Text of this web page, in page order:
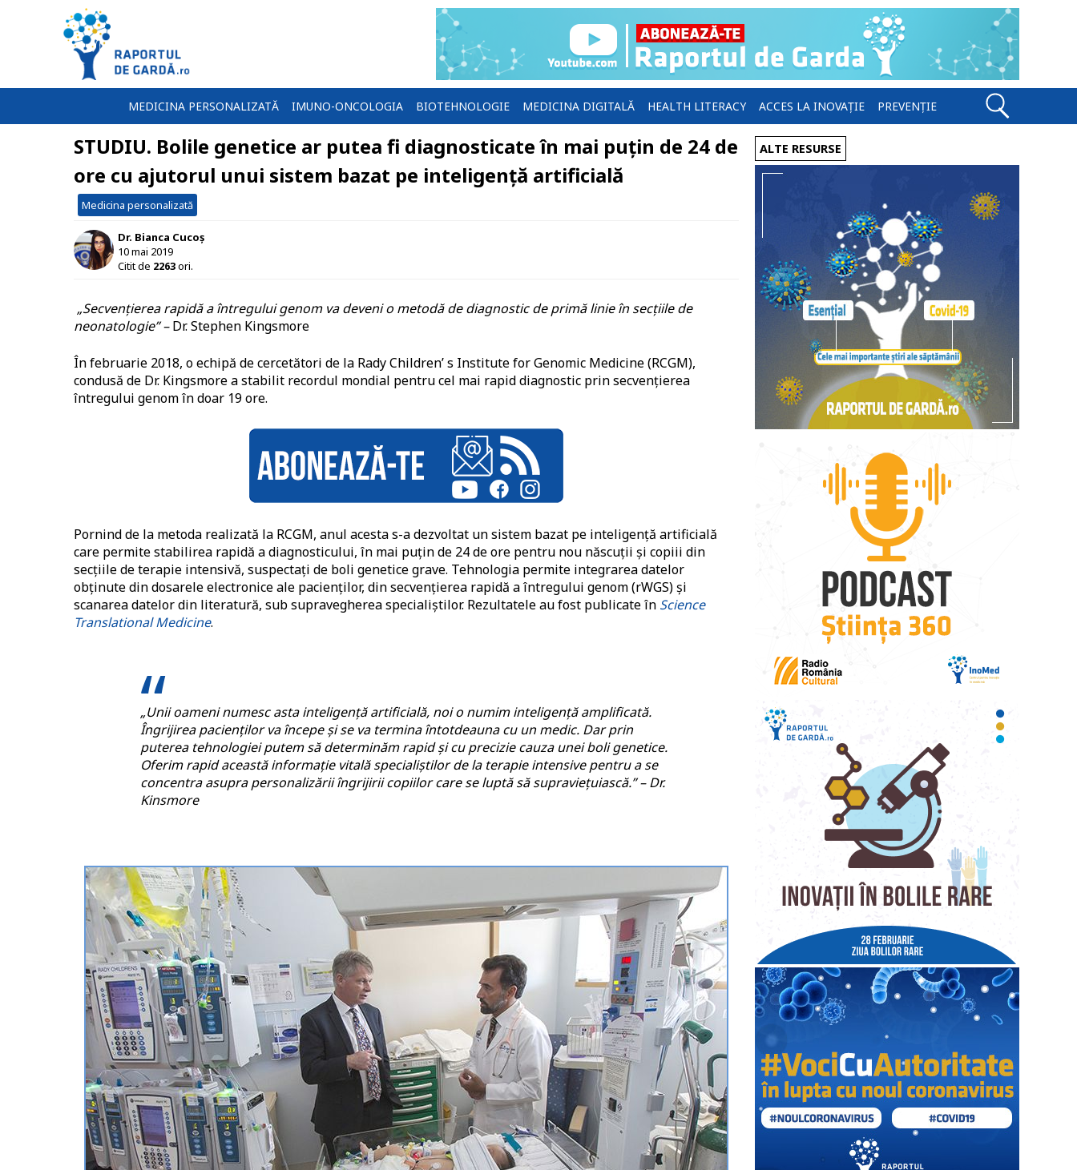
MEDICINA PERSONALIZATĂ IMUNO-ONCOLOGIA BIOTEHNOLOGIE MEDICINA DIGITALĂ HEALTH LITERACY ACCES LA INOVAȚIE PREVENȚIE
STUDIU. Bolile genetice ar putea fi diagnosticate în mai puțin de 24 de
ore cu ajutorul unui sistem bazat pe inteligență artificială
Medicina personalizată
Dr. Bianca Cucoș
10 mai 2019
Citit de 2263ori.
„Secvențierea rapidă a întregului genom va deveni o metodă de diagnostic de primă linie în secțiile de
neonatologie” –Dr. Stephen Kingsmore
În februarie 2018, o echipă de cercetători de la Rady Children’ s Institute for Genomic Medicine (RCGM),
condusă de Dr. Kingsmore a stabilit recordul mondial pentru cel mai rapid diagnostic prin secvențierea
întregului genom în doar 19 ore.
Pornind de la metoda realizată la RCGM, anul acesta s-a dezvoltat un sistem bazat pe inteligență artificială
care permite stabilirea rapidă a diagnosticului, în mai puțin de 24 de ore pentru nou născuții și copiii din
secțiile de terapie intensivă, suspectați de boli genetice grave. Tehnologia permite integrarea datelor
obținute din dosarele electronice ale pacienților, din secvențierea rapidă a întregului genom (rWGS) și
scanarea datelor din literatură, sub supravegherea specialiștilor. Rezultatele au fost publicate în Science
Translational Medicine.
„Unii oameni numesc asta inteligență artificială, noi o numim inteligență amplificată.
Îngrijirea pacienților va începe și se va termina întotdeauna cu un medic. Dar prin
puterea tehnologiei putem să determinăm rapid și cu precizie cauza unei boli genetice.
Oferim rapid această informație vitală specialiștilor de la terapie intensive pentru a se
concentra asupra personalizării îngrijirii copiilor care se luptă să supraviețuiască.” – Dr.
Kinsmore
ALTE RESURSE